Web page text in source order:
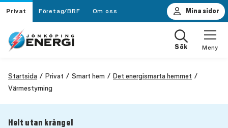
Privat Företag/BRF Om oss
Sök
Mina sidor
Meny
Startsida Privat Smart hem
Det energismarta hemmet
Värmestyrning
Helt utan krångel